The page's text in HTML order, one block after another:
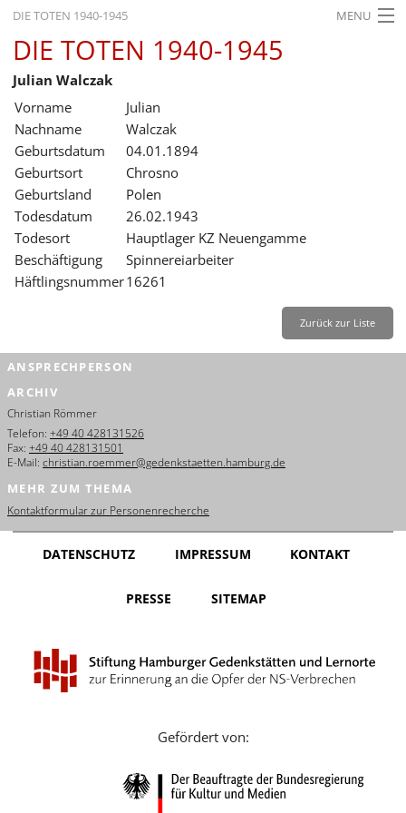
DIE TOTEN 1940-1945 MENU
STARTSEITE
AKTUELLES
AUSSTELLUNGEN
GESCHICHTE
BILDUNG
FORSCHUNG
SERVICE
Français
Dansk
Español
Nederlands
Português
Русский
Leichte Sprache
DIE TOTEN 1940-1945
Julian Walczak
Vorname
Julian
Nachname
Walczak
Geburtsdatum
04.01.1894
Geburtsort
Chrosno
Geburtsland
Polen
Todesdatum
26.02.1943
Todesort
Hauptlager KZ Neuengamme
Beschäftigung
Spinnereiarbeiter
Häftlingsnummer16261
Zurück zur Liste
ANSPRECHPERSON
ARCHIV
Christian Römmer
Telefon: +49 40 428131526
Fax: +49 40 428131501
E-Mail: christian.roemmer@gedenkstaetten.hamburg.de
MEHR ZUM THEMA
Kontaktformular zur Personenrecherche
DATENSCHUTZ IMPRESSUM KONTAKT
PRESSE SITEMAP
Gefördert von: